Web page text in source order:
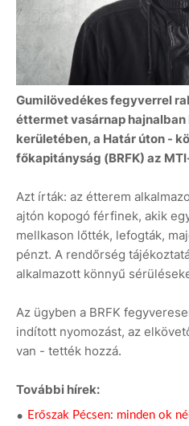
Gumilövedékes fegyverrel
éttermet vasárnap hajnalban
kerületében, a Határ úton -
főkapitányság (BRFK) az
Azt írták: az étterem
ajtón kopogó férfinek, akik
mellkason lőtték, lefogták,
pénzt. A rendőrség
alkalmazott könnyű
Az ügyben a BRFK
indított nyomozást, az
van - tették hozzá.
További hírek:
Erőszak Pécsen: minden ok